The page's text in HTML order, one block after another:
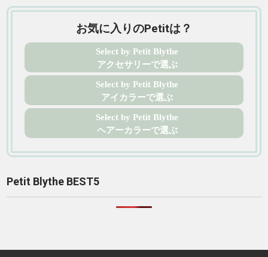
お気に入りのPetitは？
Select by Petit Blythe
アクセサリーで選ぶ
Select by Petit Blythe
アイカラーで選ぶ
Select by Petit Blythe
ヘアーカラーで選ぶ
Petit Blythe BEST5